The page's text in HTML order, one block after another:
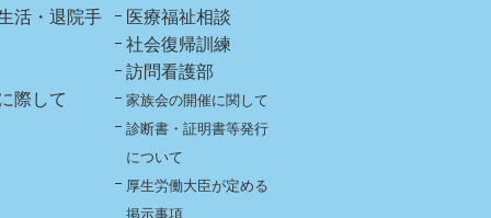
活・退院手
際して
医療福祉相談
社会復帰訓練
訪問看護部
家族会の開催に関して
診断書・証明書等発行
について
厚生労働大臣が定める
掲示事項